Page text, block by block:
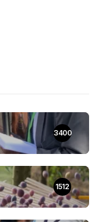
3400
1512